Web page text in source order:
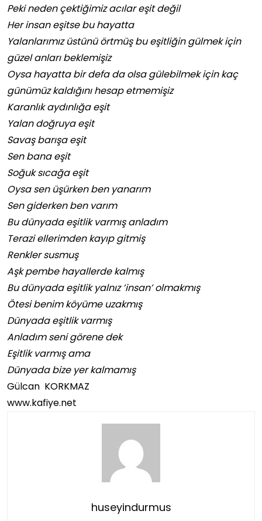
Peki neden çektiğimiz acılar eşit değil
Her insan eşitse bu hayatta
Yalanlarımız üstünü örtmüş bu eşitliğin gülmek için
güzel anları beklemişiz
Oysa hayatta bir defa da olsa gülebilmek için kaç
günümüz kaldığını hesap etmemişiz
Karanlık aydınlığa eşit
Yalan doğruya eşit
Savaş barışa eşit
Sen bana eşit
Soğuk sıcağa eşit
Oysa sen üşürken ben yanarım
Sen giderken ben varım
Bu dünyada eşitlik varmış anladım
Terazi ellerimden kayıp gitmiş
Renkler susmuş
Aşk pembe hayallerde kalmış
Bu dünyada eşitlik yalnız ’insan’ olmakmış
Ötesi benim köyüme uzakmış
Dünyada eşitlik varmış
Anladım seni görene dek
Eşitlik varmış ama
Dünyada bize yer kalmamış
Gülcan KORKMAZ
www.kafiye.net
huseyindurmus